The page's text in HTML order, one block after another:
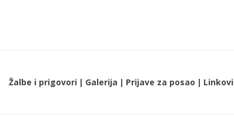
Žalbe i prigovori Galerija Prijave za posao Linkovi